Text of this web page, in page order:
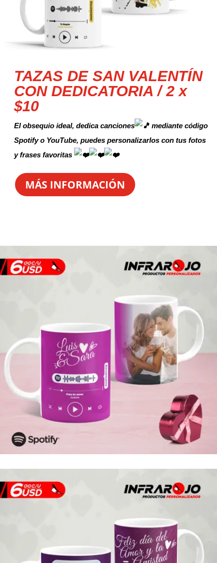
TAZAS DE SAN VALENTÍN
CON DEDICATORIA / 2 x
$10
El obsequio ideal, dedica canciones
mediante código
Spotify o YouTube, puedes personalizarlos con tus fotos
y frases favoritas
MÁS INFORMACIÓN